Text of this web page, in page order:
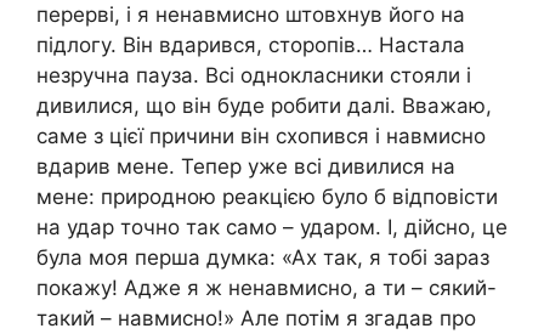
перерві, і я ненавмисно штовхнув його на
підлогу. Він вдарився, сторопів… Настала
незручна пауза. Всі однокласники стояли і
дивилися, що він буде робити далі. Вважаю,
саме з цієї причини він схопився і навмисно
вдарив мене. Тепер уже всі дивилися на
мене: природною реакцією було б відповісти
на удар точно так само – ударом. І, дійсно, це
була моя перша думка: «Ах так, я тобі зараз
покажу! Адже я ж ненавмисно, а ти – сякий-
такий – навмисно!» Але потім я згадав про